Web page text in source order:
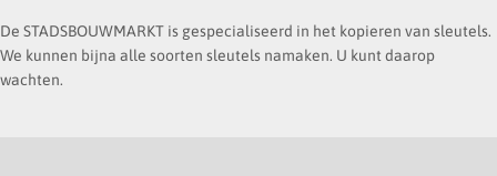
De STADSBOUWMARKT is gespecialiseerd in het kopieren van sleutels.
We kunnen bijna alle soorten sleutels namaken. U kunt daarop
wachten.